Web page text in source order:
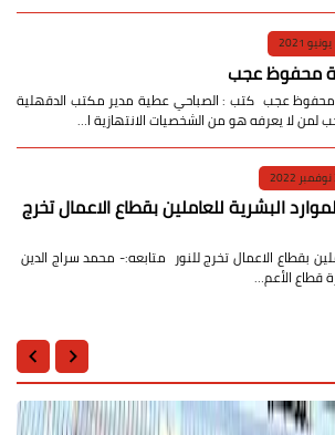
محفوظ عجب
عجب كتب : الصباحي عطية مدير مكتب الدقهلية
لا يعرفه هو من الشخصيات الانتهازية ا…
البشرية للعاملين بقطاع الاعمال تخرج
بقطاع الاعمال تخرج للنور متابعه:- محمد سراج الدين
قطاع الأعم…